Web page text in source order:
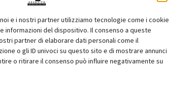
e i nostri partner utilizziamo tecnologie come i cookie
informazioni del dispositivo. Il consenso a queste
partner di elaborare dati personali come il
o gli ID univoci su questo sito e di mostrare annunci
o ritirare il consenso può influire negativamente su